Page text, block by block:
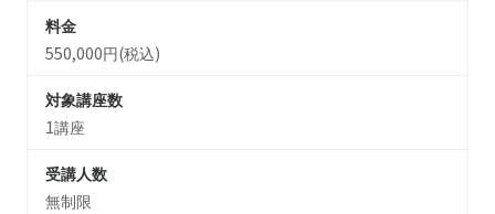
料金
550,000円(税込)
対象講座数
1講座
受講人数
無制限